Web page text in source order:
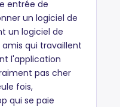
entrée de
un logiciel de
un logiciel de
qui travaillent
l'application
pas cher
fois,
qui se paie